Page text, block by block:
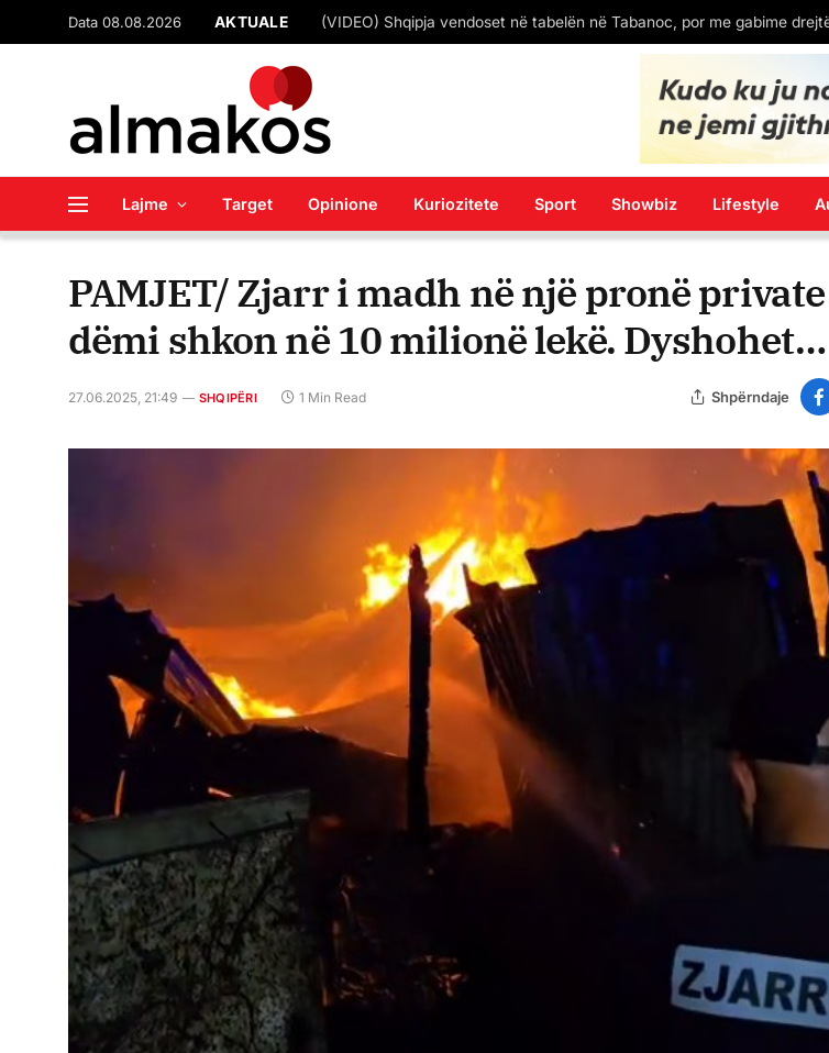
Data 08.08.2026 AKTUALE
Lajme Target Opinione Kuriozitete Sport Showbiz Lifestyle
PAMJET/ Zjarr i madh në një pronë
dëmi shkon në 10 milionë lekë. Dyshohet…
27.06.2025, 21:49 SHQIPËRI 1 Min Read Shpërndaje